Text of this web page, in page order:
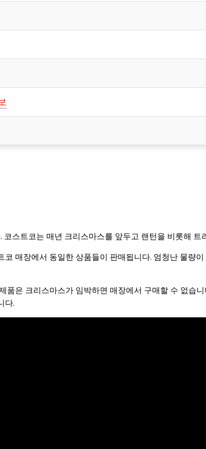
코스트코는 매년 크리스마스를 앞두고 랜턴을 비롯해 트
매장에서 동일한 상품들이 판매됩니다. 엄청난 물량
품은 크리스마스가 임박하면 매장에서 구매할 수 없습
다.